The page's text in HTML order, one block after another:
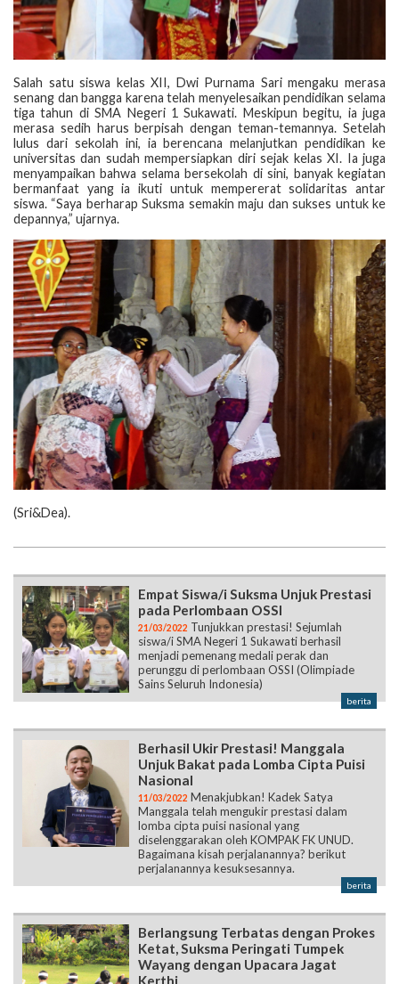
‎Salah satu siswa kelas XII, Dwi Purnama Sari mengaku merasa
senang dan bangga karena telah menyelesaikan pendidikan selama
tiga tahun di SMA Negeri 1 Sukawati. Meskipun begitu, ia juga
merasa sedih harus berpisah dengan teman-temannya. Setelah
lulus dari sekolah ini, ia berencana melanjutkan pendidikan ke
universitas dan sudah mempersiapkan diri sejak kelas XI. Ia juga
menyampaikan bahwa selama bersekolah di sini, banyak kegiatan
bermanfaat yang ia ikuti untuk mempererat solidaritas antar
siswa. “Saya berharap Suksma semakin maju dan sukses untuk ke
depannya,” ujarnya.
‎(‎Sri&Dea).
Empat Siswa/i Suksma Unjuk Prestasi
pada Perlombaan OSSI
21/03/2022 Tunjukkan prestasi! Sejumlah
siswa/i SMA Negeri 1 Sukawati berhasil
menjadi pemenang medali perak dan
perunggu di perlombaan OSSI (Olimpiade
Sains Seluruh Indonesia)
berita
Berhasil Ukir Prestasi! Manggala
Unjuk Bakat pada Lomba Cipta Puisi
Nasional
11/03/2022 Menakjubkan! Kadek Satya
Manggala telah mengukir prestasi dalam
lomba cipta puisi nasional yang
diselenggarakan oleh KOMPAK FK UNUD.
Bagaimana kisah perjalanannya? berikut
perjalanannya kesuksesannya.
berita
Berlangsung Terbatas dengan Prokes
Ketat, Suksma Peringati Tumpek
Wayang dengan Upacara Jagat
Kerthi